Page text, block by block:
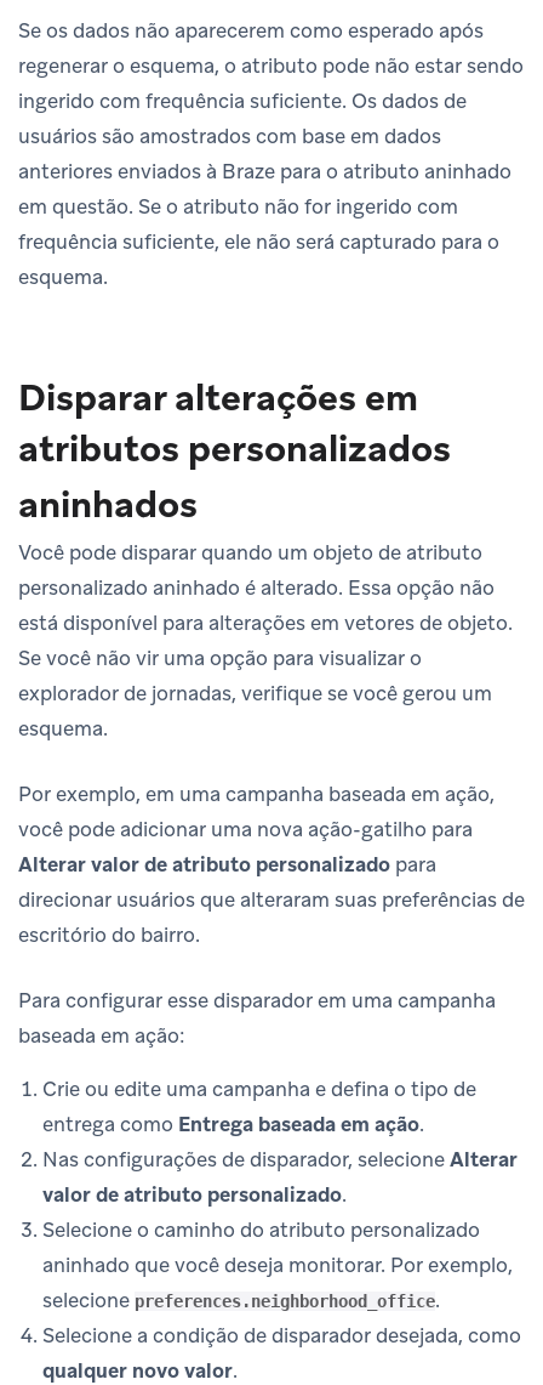
Se os dados não aparecerem como esperado após
regenerar o esquema, o atributo pode não estar sendo
ingerido com frequência suficiente. Os dados de
usuários são amostrados com base em dados
anteriores enviados à Braze para o atributo aninhado
em questão. Se o atributo não for ingerido com
frequência suficiente, ele não será capturado para o
esquema.
Disparar alterações em
atributos personalizados
aninhados
Você pode disparar quando um objeto de atributo
personalizado aninhado é alterado. Essa opção não
está disponível para alterações em vetores de objeto.
Se você não vir uma opção para visualizar o
explorador de jornadas, verifique se você gerou um
esquema.
Por exemplo, em uma campanha baseada em ação,
você pode adicionar uma nova ação-gatilho para
Alterar valor de atributo personalizado para
direcionar usuários que alteraram suas preferências de
escritório do bairro.
Para configurar esse disparador em uma campanha
baseada em ação:
Crie ou edite uma campanha e defina o tipo de
entrega como Entrega baseada em ação.
Nas configurações de disparador, selecioneAlterar
valor de atributo personalizado.
Selecione o caminho do atributo personalizado
aninhado que você deseja monitorar. Por exemplo,
selecione preferences.neighborhood_office.
Selecione a condição de disparador desejada, como
qualquer novo valor.